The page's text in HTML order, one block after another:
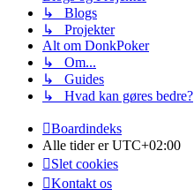
↳ Blogs
↳ Projekter
Alt om DonkPoker
↳ Om...
↳ Guides
↳ Hvad kan gøres bedre?
Boardindeks
Alle tider erUTC+02:00
Slet cookies
Kontakt os